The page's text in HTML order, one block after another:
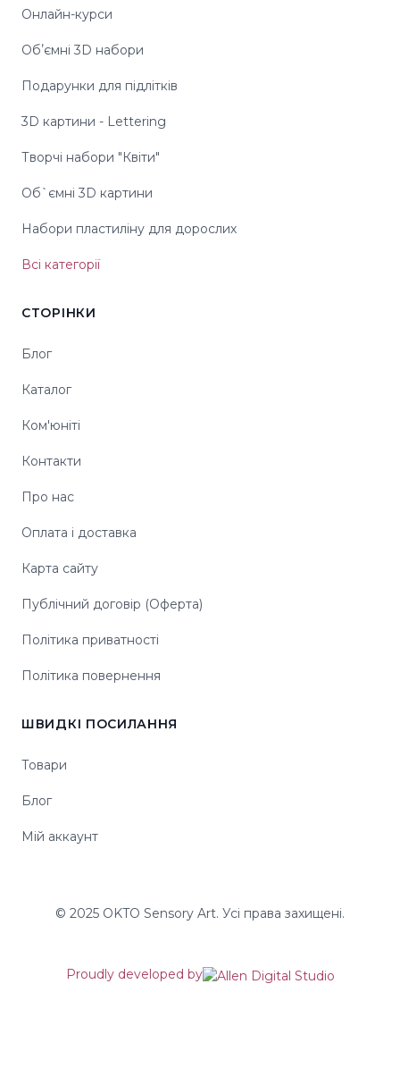
Онлайн-курси
Обʼємні 3D набори
Подарунки для підлітків
3D картини - Lettering
Творчі набори "Квіти"
Об`ємні 3D картини
Набори пластиліну для дорослих
Всі категорії
СТОРІНКИ
Блог
Каталог
Ком'юніті
Контакти
Про нас
Оплата і доставка
Карта сайту
Публічний договір (Оферта)
Політика приватності
Політика повернення
ШВИДКІ ПОСИЛАННЯ
Товари
Блог
Мій аккаунт
© 2025 OKTO Sensory Art. Усі права захищені.
Proudly developed by